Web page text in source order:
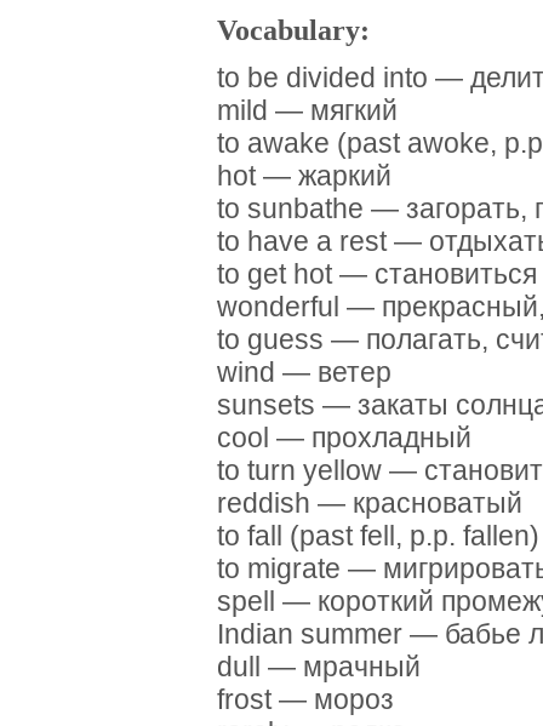
Vocabulary:
to be divided into —
mild — мягкий
to awake (past awoke,
hot — жаркий
to sunbathe — загорать,
to have a rest —
to get hot —
wonderful —
to guess — полагать,
wind — ветер
sunsets — закаты
cool — прохладный
to turn yellow —
reddish — красноватый
to fall (past fell, p.p.
to migrate —
spell — короткий
Indian summer — бабье
dull — мрачный
frost — мороз